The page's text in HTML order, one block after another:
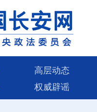
高层动态
权威辟谣